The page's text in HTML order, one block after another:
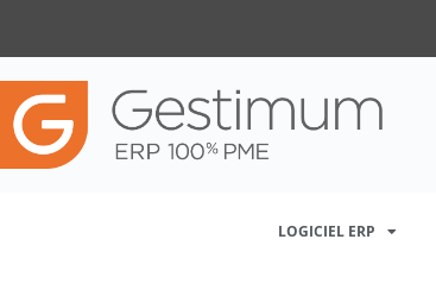
LOGICIEL ERP